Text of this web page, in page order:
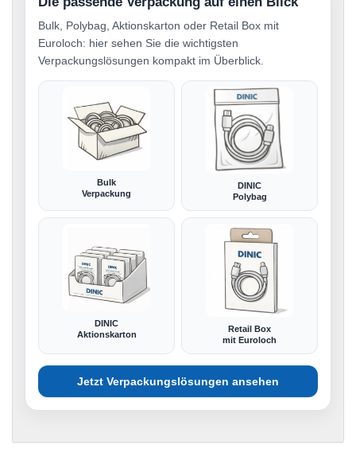
Bulk, Polybag, Aktionskarton oder Retail Box mit
Euroloch: hier sehen Sie die wichtigsten
Verpackungslösungen kompakt im Überblick.
Bulk
Verpackung
DINIC
Polybag
DINIC
Aktionskarton
Retail Box
mit Euroloch
Jetzt Verpackungslösungen ansehen